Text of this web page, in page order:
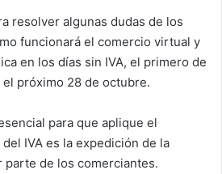
resolver algunas dudas de los
funcionará el comercio virtual y
en los días sin IVA, el primero de
próximo 28 de octubre.
para que aplique el
IVA es la expedición de la
de los comerciantes.